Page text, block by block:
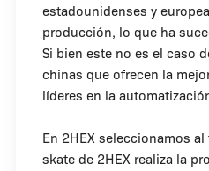
estadounidenses y
producción, lo que ha
Si bien este no es el caso
chinas que ofrecen la
líderes en la
En 2HEX seleccionamos
skate de 2HEX realiza la